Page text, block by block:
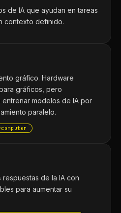
de IA que ayudan en tareas
contexto definido.
gráfico. Hardware
gráficos, pero
entrenar modelos de IA por
paralelo.
de la IA con
para aumentar su